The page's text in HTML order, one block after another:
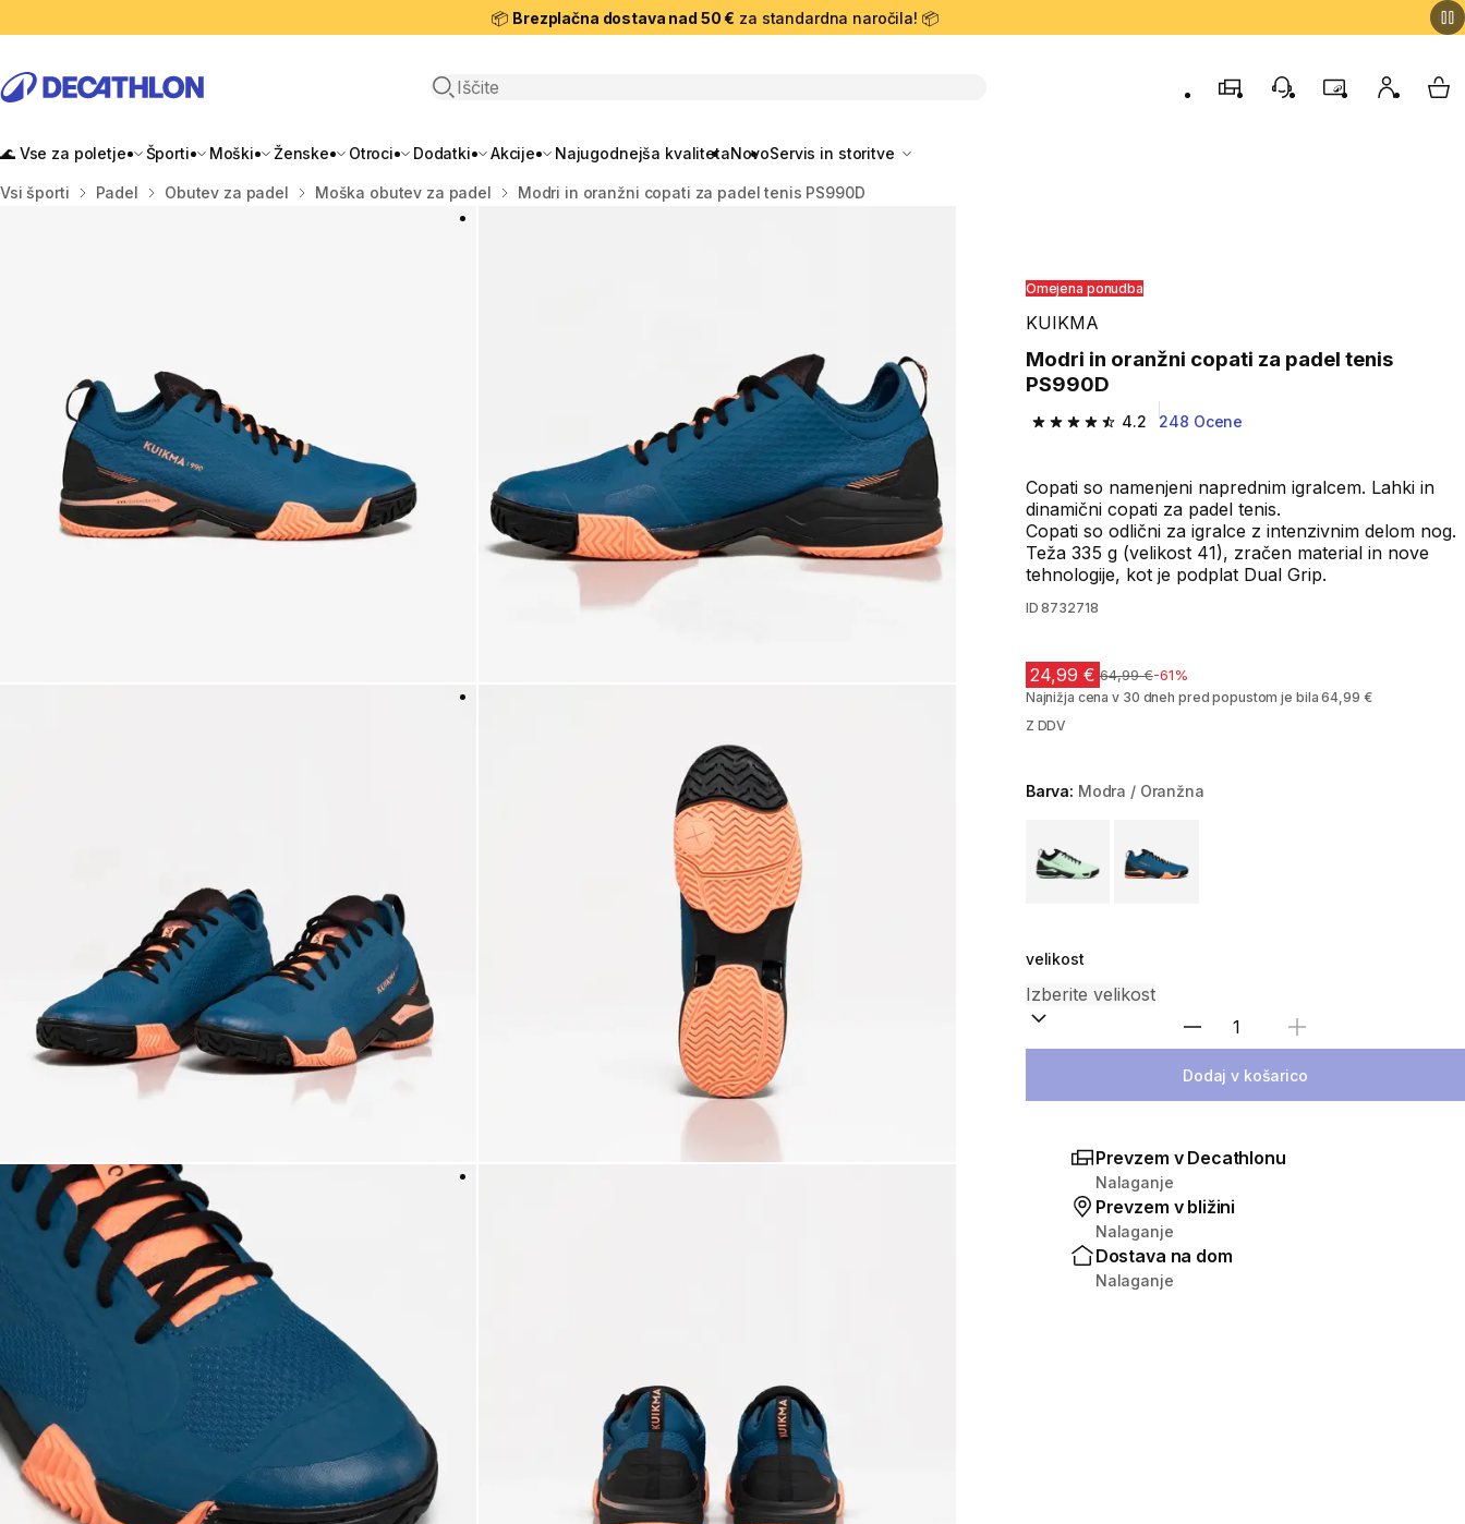
📦 Brezplačna dostava nad 50 € za standardna naročila! 📦
Odpri iskanje
TrgovinePodporo strankam
ProgramMoj račun
🌊 Vse za poletje Športi Moški Ženske Otroci Dodatki Akcije Najugodnejša kvalitetaNovoServis in storitve
Domov
Vsi športi Padel Obutev za padel Moška obutev za padel Modri in oranžni copati za padel tenis PS990D
Omejena ponudba
KUIKMA
Modri in oranžni copati za padel tenis
PS990D
4.2
4.2 od 5 zvezdic from 248 ocene
248 Ocene
Copati so namenjeni naprednim igralcem. Lahki in
dinamični copati za padel tenis.
Copati so odlični za igralce z intenzivnim delom nog.
Teža 335 g (velikost 41), zračen material in nove
tehnologije, kot je podplat Dual Grip.
ID 8732718
24,99 € Cena pred znižanjem
64,99 €-61%
Najnižja cena v 30 dneh pred popustom je bila 64,99 €
Z DDV
Barva: Modra / Oranžna
velikost
Izberite količino
Dodaj v košarico
Prevzem v Decathlonu
Nalaganje
Prevzem v bližini
Nalaganje
Dostava na dom
Nalaganje